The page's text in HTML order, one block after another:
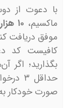
با دعوت از
ماکسیم، ۱۰ هزار تومان اعتبار هدیه
موفق دریافت
کافیست کد
بگذارید؛ اگر
صورت خودکار